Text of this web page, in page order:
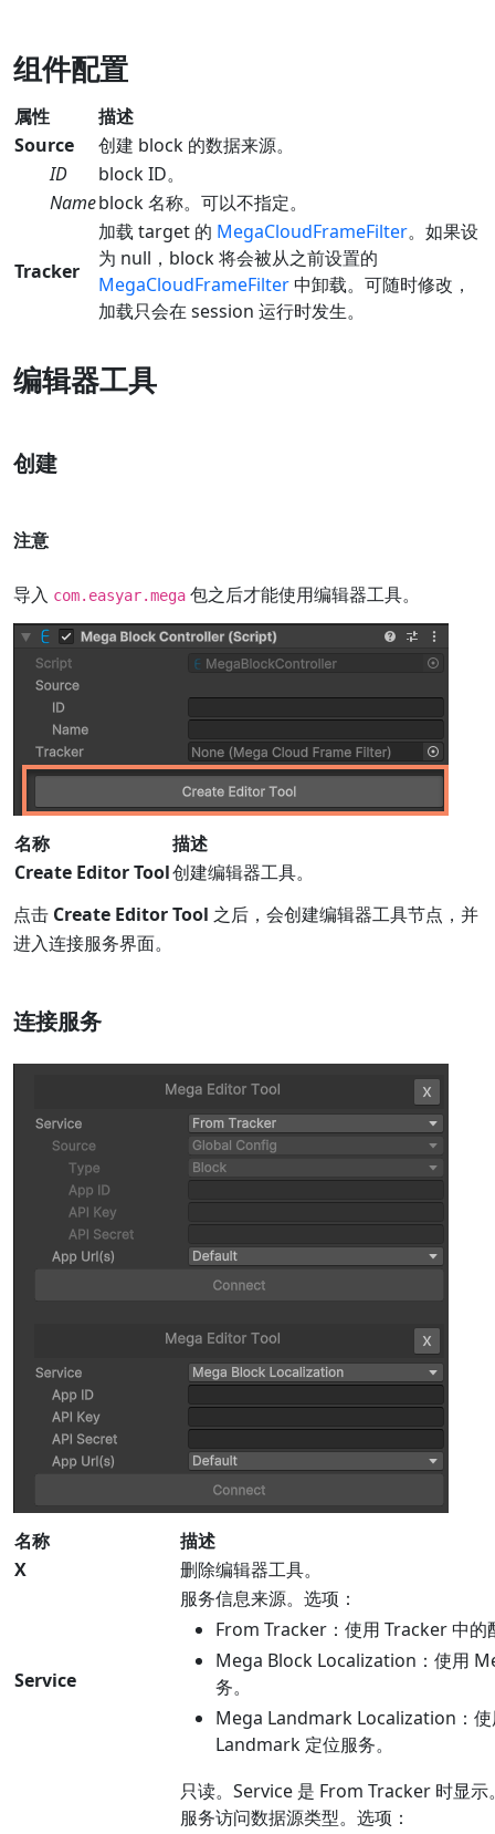
组件配置
属性
描述
Source
创建 block 的数据来源。
ID
block ID。
Nameblock 名称。可以不指定。
Tracker
加载 target 的 MegaCloudFrameFilter。如果设
为 null，block 将会被从之前设置的
MegaCloudFrameFilter中卸载。可随时修改，
加载只会在 session 运行时发生。
编辑器工具
创建
注意
导入 com.easyar.mega 包之后才能使用编辑器工具。
名称
描述
Create Editor Tool创建编辑器工具。
点击 Create Editor Tool 之后，会创建编辑器工具节点，并
进入连接服务界面。
连接服务
名称
描述
X
删除编辑器工具。
Service
服务信息来源。选项：
From Tracker：使用 Tracker 中的
Mega Block Localization：使用
务。
Mega Landmark Localization：
Landmark 定位服务。
只读。Service 是 From Tracker 时显示
服务访问数据源类型。选项：